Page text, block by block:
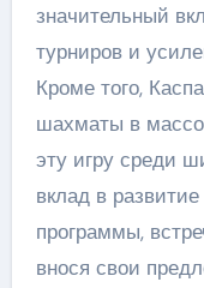
значительный
турниров и
Кроме того,
шахматы в
эту игру среди
вклад в
программы,
внося свои